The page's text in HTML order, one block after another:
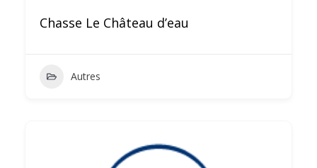
Chasse Le Château d’eau
Autres